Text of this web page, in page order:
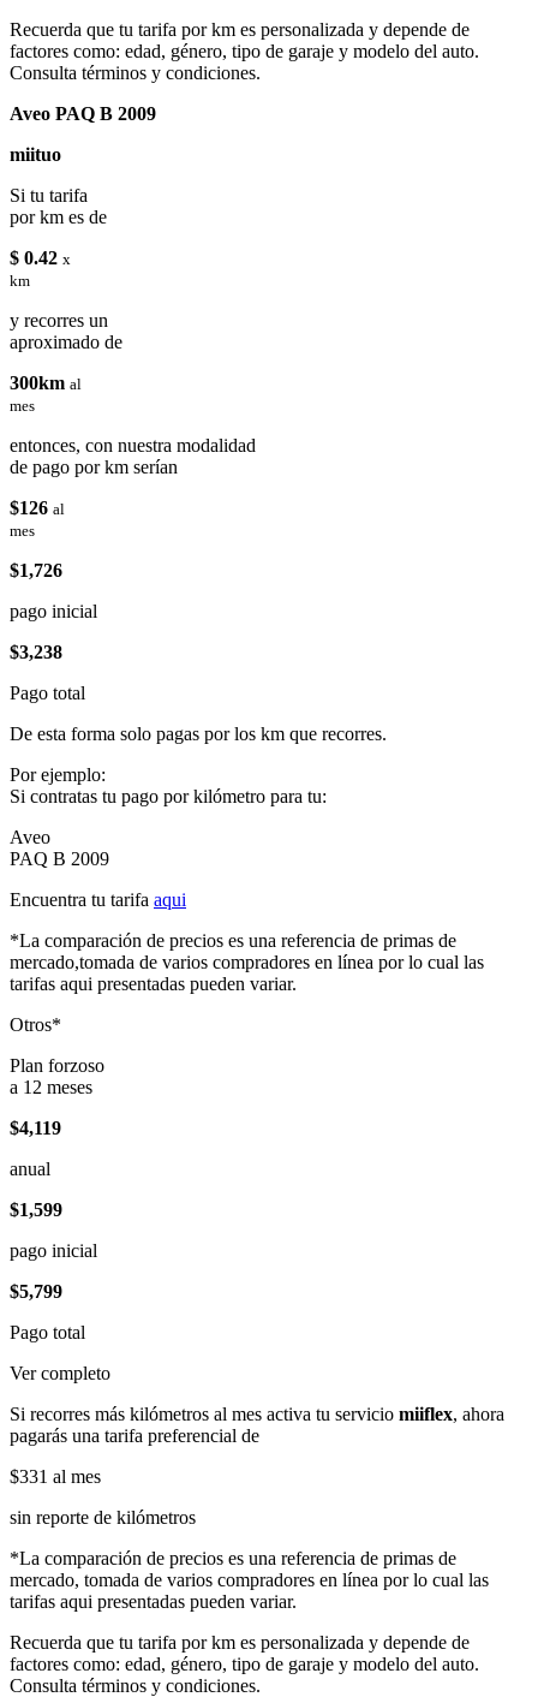
Recuerda que tu tarifa por km es personalizada y depende de
factores como: edad, género, tipo de garaje y modelo del auto.
Consulta términos y condiciones.
Aveo PAQ B 2009
miituo
Si tu tarifa
por km es de
$ 0.42 x
km
y recorres un
aproximado de
300km al
mes
entonces, con nuestra modalidad
de pago por km serían
$126 al
mes
$1,726
pago inicial
$3,238
Pago total
De esta forma solo pagas por los km que recorres.
Por ejemplo:
Si contratas tu pago por kilómetro para tu:
Aveo
PAQ B 2009
Encuentra tu tarifa aqui
*La comparación de precios es una referencia de primas de
mercado,tomada de varios compradores en línea por lo cual las
tarifas aqui presentadas pueden variar.
Otros*
Plan forzoso
a 12 meses
$4,119
anual
$1,599
pago inicial
$5,799
Pago total
Ver completo
Si recorres más kilómetros al mes activa tu servicio miiflex, ahora
pagarás una tarifa preferencial de
$331 al mes
sin reporte de kilómetros
*La comparación de precios es una referencia de primas de
mercado, tomada de varios compradores en línea por lo cual las
tarifas aqui presentadas pueden variar.
Recuerda que tu tarifa por km es personalizada y depende de
factores como: edad, género, tipo de garaje y modelo del auto.
Consulta términos y condiciones.